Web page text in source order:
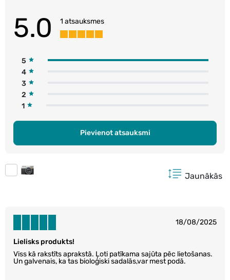
5.0 1 atsauksmes
5
4
3
2
1
Pievienot atsauksmi
Jaunākās
18/08/2025
Lielisks produkts!
Viss kā rakstīts aprakstā. Ļoti patīkama sajūta pēc lietošanas.
Un galvenais, ka tas bioloģiski sadalās,var mest podā.